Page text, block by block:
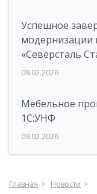
Успешное
модернизации
«Северсталь
09.02.2026
Мебельное
1С:УНФ
09.02.2026
Главная
Новости